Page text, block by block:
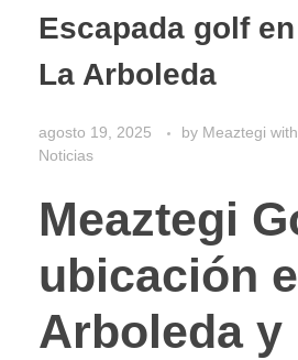
Escapada golf
La Arboleda
agosto 19, 2025 by Meaztegi with
Noticias
Meaztegi
ubicación
Arboleda y